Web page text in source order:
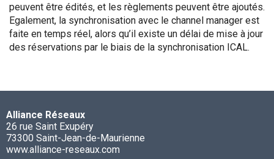
peuvent être édités, et les règlements peuvent être ajoutés.
Egalement, la synchronisation avec le channel manager est
faite en temps réel, alors qu’il existe un délai de mise à jour
des réservations par le biais de la synchronisation ICAL.
Alliance Réseaux
26 rue Saint Exupéry
73300 Saint-Jean-de-Maurienne
www.alliance-reseaux.com